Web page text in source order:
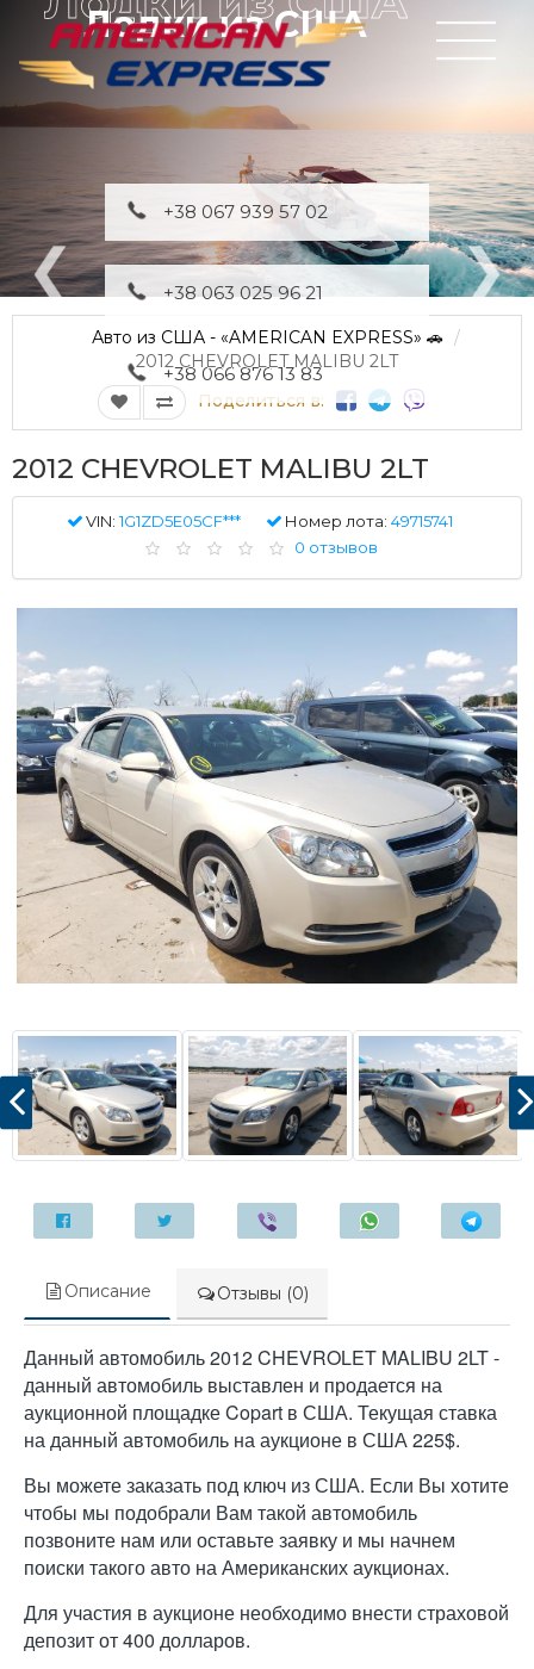
Лодки из США
+38 067 939 57 02
+38 063 025 96 21
+38 066 876 13 83
Авто из США - «AMERICAN EXPRESS» 🚗
2012 CHEVROLET MALIBU 2LT
Поделиться в:
2012 CHEVROLET MALIBU 2LT
VIN:1G1ZD5E05CF*** Номер лота: 49715741
0 отзывов
Описание Отзывы (0)
Данный автомобиль 2012 CHEVROLET MALIBU 2LT -
данный автомобиль выставлен и продается на
аукционной площадке Copart в США. Текущая ставка
на данный автомобиль на аукционе в США 225$.
Вы можете заказать под ключ из США. Если Вы хотите
чтобы мы подобрали Вам такой автомобиль
позвоните нам или оставьте заявку и мы начнем
поиски такого авто на Американских аукционах.
Для участия в аукционе необходимо внести страховой
депозит от 400 долларов.